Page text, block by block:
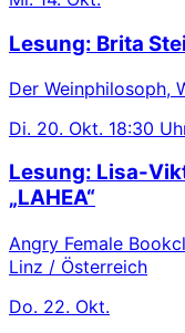
Lesung: Brita
Der Weinphilosoph,
Di. 20. Okt. 18:30
Lesung: Lisa-
„LAHEA“
Angry Female
Linz / Österreich
Do. 22. Okt.